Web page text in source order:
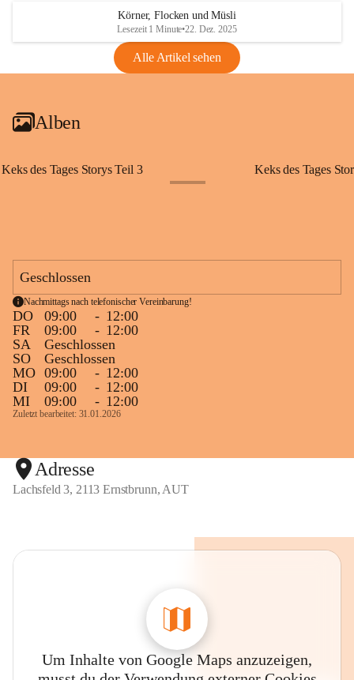
Körner, Flocken und Müsli
Lesezeit 1 Minute•22. Dez. 2025
Alle Artikel sehen
Alben
Keks des Tages Storys Teil 3 Keks des Tages
Geschlossen
Nachmittags nach telefonischer Vereinbarung!
DO 09:00 - 12:00
FR
09:00 - 12:00
SA
Geschlossen
SO
Geschlossen
MO 09:00 - 12:00
DI
09:00 - 12:00
MI
09:00 - 12:00
Zuletzt bearbeitet: 31.01.2026
Adresse
Lachsfeld 3, 2113 Ernstbrunn, AUT
Um Inhalte von Google Maps anzuzeigen,